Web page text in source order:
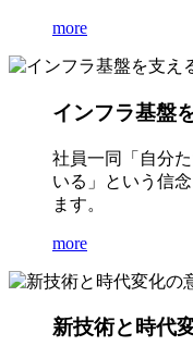
more
インフラ基盤
社員一同「自分
いる」という信
ます。
more
新技術と時代